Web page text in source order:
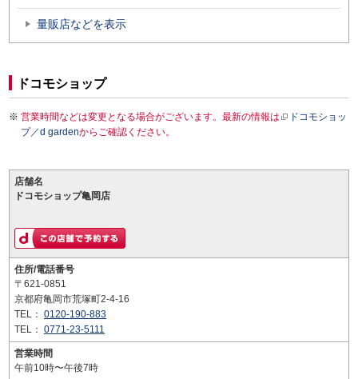
量販店などを表示
ドコモショップ
営業時間などは変更となる場合がございます。最新の情報は
ドコモショッ
プ／d gardenからご確認ください。
店舗名
ドコモショップ亀岡店
住所/電話番号
〒621-0851
京都府亀岡市荒塚町2-4-16
TEL： 0120-190-883
TEL： 0771-23-5111
営業時間
午前10時〜午後7時